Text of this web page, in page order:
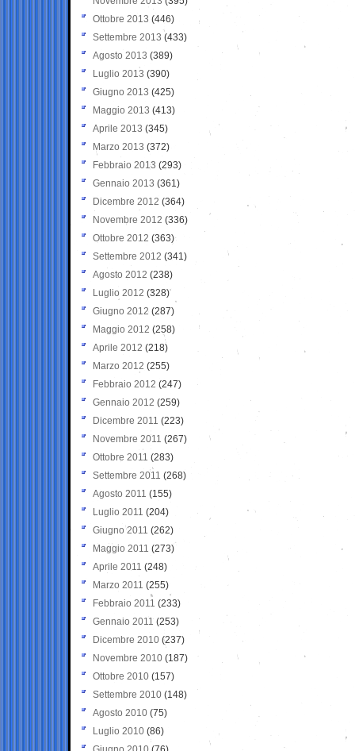
Ottobre 2013 (446)
Settembre 2013 (433)
Agosto 2013 (389)
Luglio 2013 (390)
Giugno 2013 (425)
Maggio 2013 (413)
Aprile 2013 (345)
Marzo 2013 (372)
Febbraio 2013 (293)
Gennaio 2013 (361)
Dicembre 2012 (364)
Novembre 2012 (336)
Ottobre 2012 (363)
Settembre 2012 (341)
Agosto 2012 (238)
Luglio 2012 (328)
Giugno 2012 (287)
Maggio 2012 (258)
Aprile 2012 (218)
Marzo 2012 (255)
Febbraio 2012 (247)
Gennaio 2012 (259)
Dicembre 2011 (223)
Novembre 2011 (267)
Ottobre 2011 (283)
Settembre 2011 (268)
Agosto 2011 (155)
Luglio 2011 (204)
Giugno 2011 (262)
Maggio 2011 (273)
Aprile 2011 (248)
Marzo 2011 (255)
Febbraio 2011 (233)
Gennaio 2011 (253)
Dicembre 2010 (237)
Novembre 2010 (187)
Ottobre 2010 (157)
Settembre 2010 (148)
Agosto 2010 (75)
Luglio 2010 (86)